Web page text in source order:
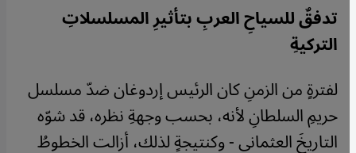
تدفقٌ للسياحِ العربِ بتأثيرِ المسلسلاتِ
التركيةِ
لفترةٍ من الزمنِ كان الرئيس إردوغان ضدّ مسلسل
حريمِ السلطانِ لأنه، بحسب وجهةِ نظره، قد شوّه
التاريخَ العثماني - وكنتيجةٍ لذلك، أزالت الخطوطُ